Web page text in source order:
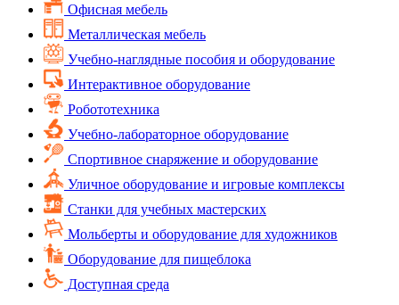
Офисная мебель
Металлическая мебель
Учебно-наглядные пособия и оборудование
Интерактивное оборудование
Робототехника
Учебно-лабораторное оборудование
Спортивное снаряжение и оборудование
Уличное оборудование и игровые комплексы
Cтанки для учебных мастерских
Мольберты и оборудование для художников
Оборудование для пищеблока
Доступная среда